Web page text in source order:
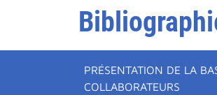
PRÉSENTATION DE LA
COLLABORATEURS